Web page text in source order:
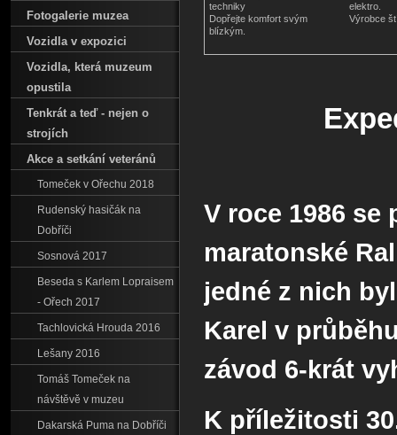
techniky
Dopřejte komfort svým
blízkým.
elektro.
Výrobce
V roce 1986
maratonské
jedné z nich
Karel v
závod 6-krát
K příležitosti
Fotogalerie muzea
Vozidla v expozici
Vozidla‚ která muzeum
opustila
Tenkrát a teď - nejen o
strojích
Akce a setkání veteránů
Tomeček v Ořechu 2018
Rudenský hasičák na
Dobříči
Sosnová 2017
Beseda s Karlem Lopraisem
- Ořech 2017
Tachlovická Hrouda 2016
Lešany 2016
Tomáš Tomeček na
návštěvě v muzeu
Dakarská Puma na Dobříči